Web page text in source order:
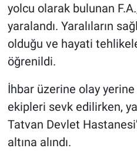
yolcu olarak bulunan
yaralandı. Yaralıların
olduğu ve hayati
öğrenildi.
İhbar üzerine olay
ekipleri sevk edilirken,
Tatvan Devlet
altına alındı.